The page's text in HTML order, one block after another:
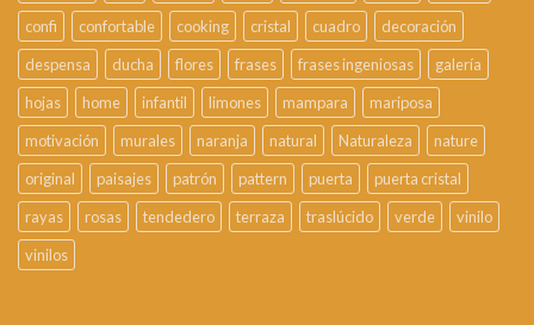
confi
confortable cooking cristal cuadro
decoración
despensa
ducha flores frases frases ingeniosas
galería
hojas
home infantil limones mampara
mariposa
motivación
murales naranja natural Naturaleza
nature
original
paisajes patrón pattern puerta
puerta cristal
rayas
rosas tendedero terraza traslúcido verde
vinilo
vinilos